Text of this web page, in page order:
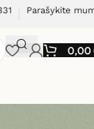
Parašykite
0,00